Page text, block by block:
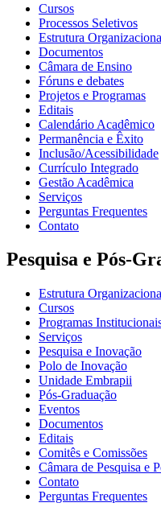
Cursos
Processos Seletivos
Estrutura
Documentos
Câmara de Ensino
Fóruns e debates
Projetos e Programas
Editais
Calendário Acadêmico
Permanência e Êxito
Inclusão/Acessibilidade
Currículo Integrado
Gestão Acadêmica
Serviços
Perguntas Frequentes
Contato
Pesquisa e Pós-
Estrutura
Cursos
Programas
Serviços
Pesquisa e Inovação
Polo de Inovação
Unidade Embrapii
Pós-Graduação
Eventos
Documentos
Editais
Comitês e Comissões
Câmara de Pesquisa e
Contato
Perguntas Frequentes